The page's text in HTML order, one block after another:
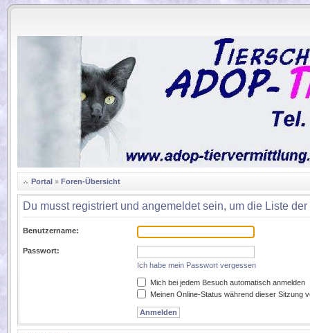
.
Portal » Foren-Übersicht
Du musst registriert und angemeldet sein, um die Liste
Benutzername:
Passwort:
Ich habe mein Passwort vergessen
Mich bei jedem Besuch automatisch anmelden
Meinen Online-Status während dieser Sitzung